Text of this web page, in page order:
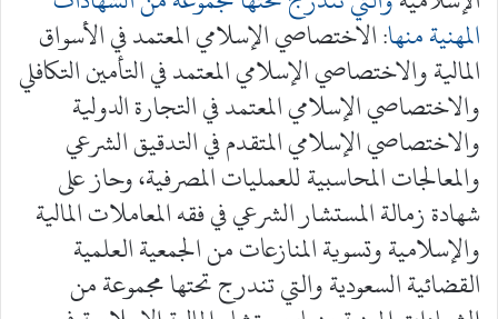
المهنية منها: الاختصاصي الإسلامي المعتمد في الأسواق
المالية والاختصاصي الإسلامي المعتمد في التأمين التكافلي
والاختصاصي الإسلامي المعتمد في التجارة الدولية
والاختصاصي الإسلامي المتقدم في التدقيق الشرعي
والمعالجات المحاسبية للعمليات المصرفية، وحاز على
شهادة زمالة المستشار الشرعي في فقه المعاملات المالية
والإسلامية وتسوية المنازعات من الجمعية العلمية
القضائية السعودية والتي تندرج تحتها مجموعة من